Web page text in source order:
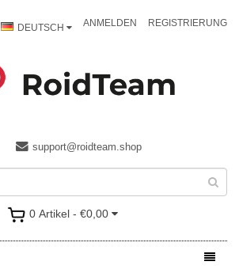
DEUTSCH ANMELDEN REGISTRIERUNG
support@roidteam.shop
0 Artikel - €0,00